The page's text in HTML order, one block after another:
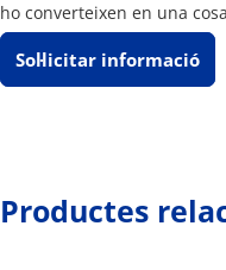
ho converteixen en una
Sol·licitar informació
Productes